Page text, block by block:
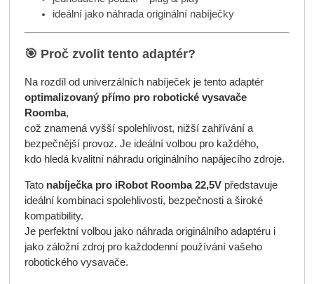
ideální jako náhrada originální nabíječky
🎯 Proč zvolit tento adaptér?
Na rozdíl od univerzálních nabíječek je tento adaptér
optimalizovaný přímo pro robotické vysavače
Roomba,
což znamená vyšší spolehlivost, nižší zahřívání a
bezpečnější provoz. Je ideální volbou pro každého,
kdo hledá kvalitní náhradu originálního napájecího zdroje.
Tato nabíječka pro iRobot Roomba 22,5Vpředstavuje
ideální kombinaci spolehlivosti, bezpečnosti a široké
kompatibility.
Je perfektní volbou jako náhrada originálního adaptéru i
jako záložní zdroj pro každodenní používání vašeho
robotického vysavače.